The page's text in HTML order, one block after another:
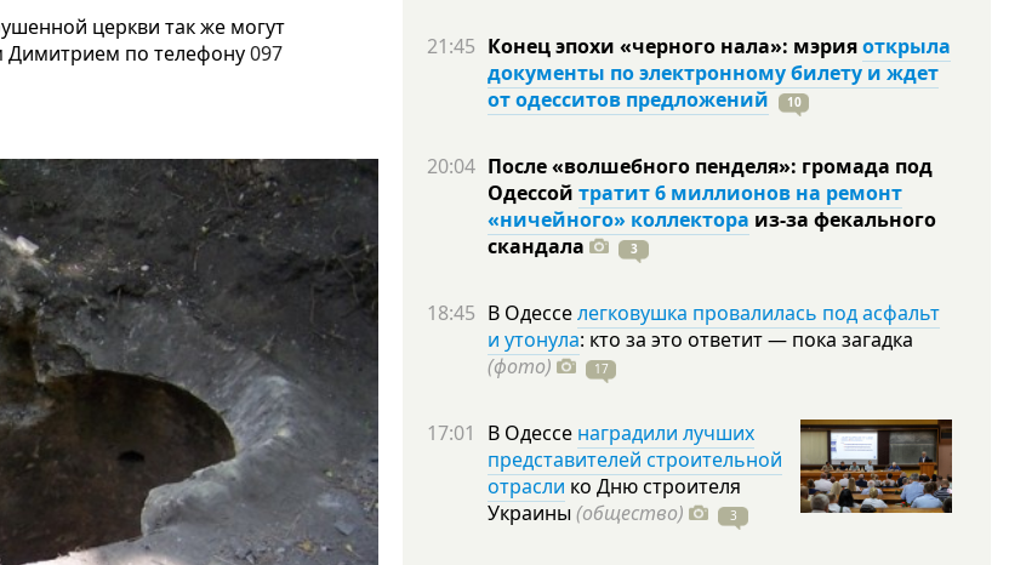
церкви так же могут
Димитрием по телефону097
21:45 Конец эпохи «черного нала»: мэрияоткрыла
документы по электронному билету и ждет
от одесситов предложений
10
20:04 После «волшебного пенделя»: громада под
Одессой тратит 6 миллионов на ремонт
«ничейного» коллектора из-за фекального
скандала
3
18:45 В Одесселегковушка провалилась под асфальт
и утонула: кто за это ответит — пока загадка
(фото)
17
17:01 В Одессе наградили лучших
представителей строительной
отрасли ко Дню строителя
Украины (общество) 3